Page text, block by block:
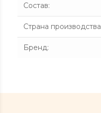
Состав:
Страна производства
Бренд: